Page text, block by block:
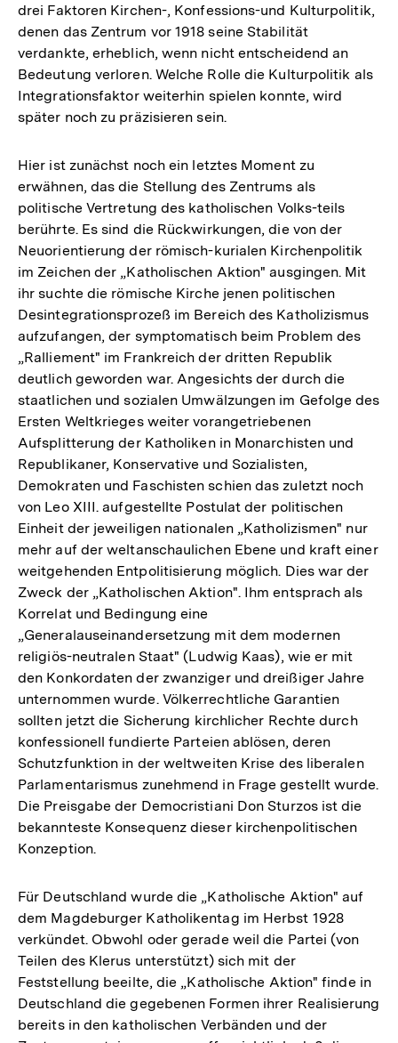
Auflösung
der
Fußnote
drei Faktoren Kirchen-, Konfessions-und Kulturpolitik,
denen das Zentrum vor 1918 seine Stabilität
verdankte, erheblich, wenn nicht entscheidend an
Bedeutung verloren. Welche Rolle die Kulturpolitik als
Integrationsfaktor weiterhin spielen konnte, wird
später noch zu präzisieren sein.
Hier ist zunächst noch ein letztes Moment zu
erwähnen, das die Stellung des Zentrums als
politische Vertretung des katholischen Volks-teils
berührte. Es sind die Rückwirkungen, die von der
Neuorientierung der römisch-kurialen Kirchenpolitik
im Zeichen der „Katholischen Aktion" ausgingen. Mit
ihr suchte die römische Kirche jenen politischen
Desintegrationsprozeß im Bereich des Katholizismus
aufzufangen, der symptomatisch beim Problem des
„Ralliement" im Frankreich der dritten Republik
deutlich geworden war. Angesichts der durch die
staatlichen und sozialen Umwälzungen im Gefolge des
Ersten Weltkrieges weiter vorangetriebenen
Aufsplitterung der Katholiken in Monarchisten und
Republikaner, Konservative und Sozialisten,
Demokraten und Faschisten schien das zuletzt noch
von Leo XIII. aufgestellte Postulat der politischen
Einheit der jeweiligen nationalen „Katholizismen" nur
mehr auf der weltanschaulichen Ebene und kraft einer
weitgehenden Entpolitisierung möglich. Dies war der
Zweck der „Katholischen Aktion". Ihm entsprach als
Korrelat und Bedingung eine
„Generalauseinandersetzung mit dem modernen
religiös-neutralen Staat" (Ludwig Kaas), wie er mit
den Konkordaten der zwanziger und dreißiger Jahre
unternommen wurde. Völkerrechtliche Garantien
sollten jetzt die Sicherung kirchlicher Rechte durch
konfessionell fundierte Parteien ablösen, deren
Schutzfunktion in der weltweiten Krise des liberalen
Parlamentarismus zunehmend in Frage gestellt wurde.
Die Preisgabe der Democristiani Don Sturzos ist die
bekannteste Konsequenz dieser kirchenpolitischen
Konzeption.
Für Deutschland wurde die „Katholische Aktion" auf
dem Magdeburger Katholikentag im Herbst 1928
verkündet. Obwohl oder gerade weil die Partei (von
Teilen des Klerus unterstützt) sich mit der
Feststellung beeilte, die „Katholische Aktion" finde in
Deutschland die gegebenen Formen ihrer Realisierung
bereits in den katholischen Verbänden und der